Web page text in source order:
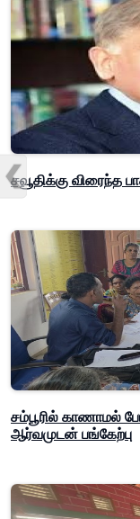
சவூதிக்கு விரைந்த
சம்பூரில் காணாமல்
ஆர்வமுடன் பங்கேற்பு